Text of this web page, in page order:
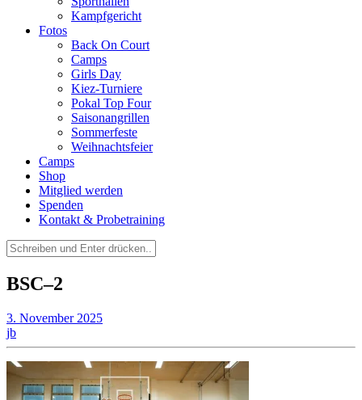
Kampfgericht
Fotos
Back On Court
Camps
Girls Day
Kiez-Turniere
Pokal Top Four
Saisonangrillen
Sommerfeste
Weihnachtsfeier
Camps
Shop
Mitglied werden
Spenden
Kontakt & Probetraining
Suchen
nach:
BSC–2
3. November 2025
jb